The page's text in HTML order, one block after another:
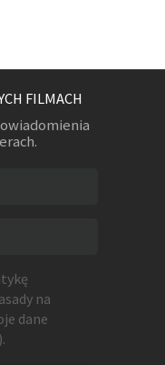
FILMACH
na
dane